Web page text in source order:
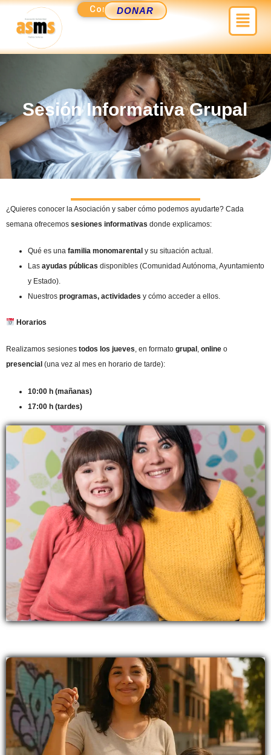
Ir
contenido
ContactoDONAR Menú
Sesión Informativa Grupal
¿Quieres conocer la Asociación y saber cómo podemos ayudarte? Cada
semana ofrecemos sesiones informativas donde explicamos:
Qué es una familia monomarental y su situación actual.
Las ayudas públicas disponibles (Comunidad Autónoma, Ayuntamiento
y Estado).
Nuestros programas, actividades y cómo acceder a ellos.
Horarios
Realizamos sesiones todos los jueves, en formato grupal , online o
presencial (una vez al mes en horario de tarde):
10:00 h (mañanas)
17:00 h (tardes)